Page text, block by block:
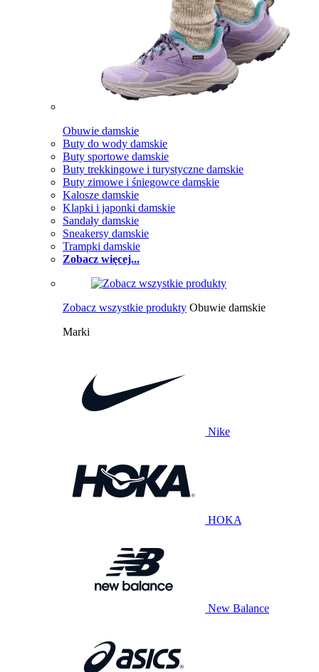
Obuwie damskie
Buty do wody damskie
Buty sportowe damskie
Buty trekkingowe i turystyczne damskie
Buty zimowe i śniegowce damskie
Kalosze damskie
Klapki i japonki damskie
Sandały damskie
Sneakersy damskie
Trampki damskie
Zobacz więcej...
Zobacz wszystkie produkty Obuwie damskie
Marki
Nike
HOKA
New Balance